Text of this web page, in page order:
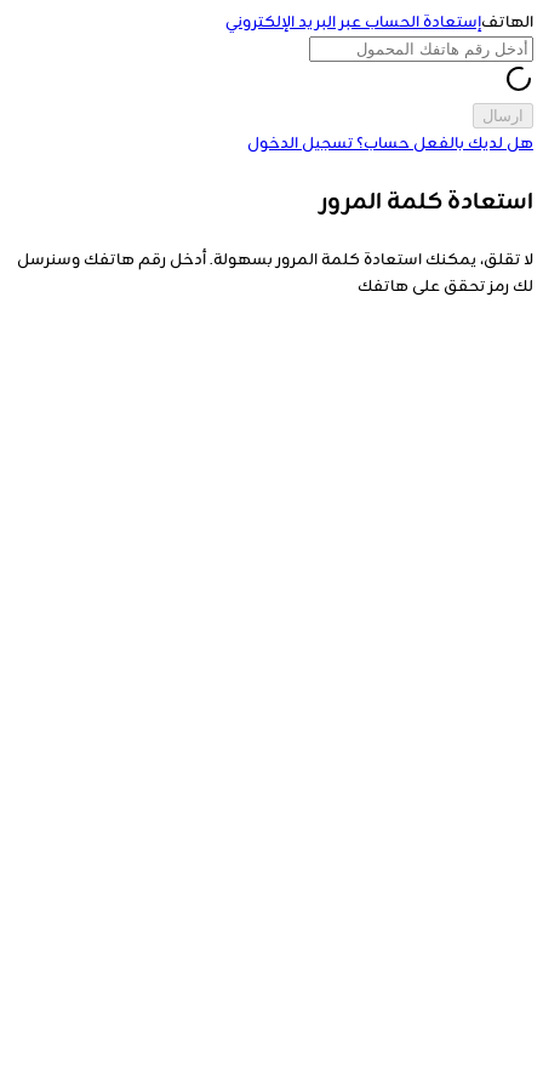
الهاتفإستعادة الحساب عبر البريد الإلكتروني
ارسال
هل لديك بالفعل حساب؟تسجيل الدخول
استعادة كلمة المرور
لا تقلق، يمكنك استعادة كلمة المرور بسهولة. أدخل رقم هاتفك وسنرسل
لك رمز تحقق على هاتفك